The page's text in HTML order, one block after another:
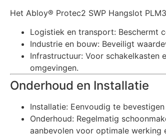
Het Abloy® Protec2 SWP Hangslot
Logistiek en transport: Beschermt
Industrie en bouw: Beveiligt
Infrastructuur: Voor schakelkasten
omgevingen.
Onderhoud en Installatie
Installatie: Eenvoudig te
Onderhoud: Regelmatig
aanbevolen voor optimale werking